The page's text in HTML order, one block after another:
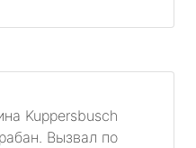
Kuppersbusch
Вызвал по